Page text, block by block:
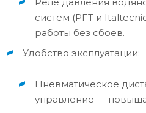
систем (PFT и
работы без сбоев.
Удобство эксплуатации:
Пневматическое
управление —